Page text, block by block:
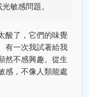
敏感問題。
酸了，它們的味覺
有一次我試著給我
然不感興趣。從生
感，不像人類能處